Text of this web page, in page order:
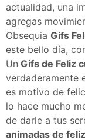
actualidad, una
agregas
Obsequia Gifs
este bello día,
Un Gifs de Feliz
verdaderamente
es motivo de
lo hace mucho
de darle a tus
animadas de